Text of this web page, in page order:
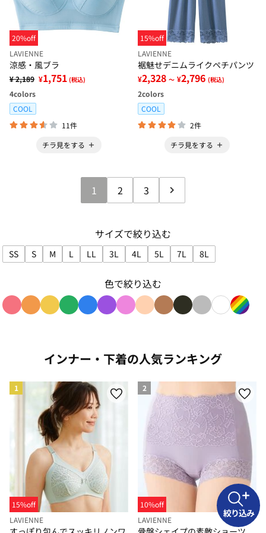
20%off
LAVIENNE
涼感・風ブラ
¥ 2,189 ¥1,751 (税込)
4colors
COOL
11件
チラ見をする
15%off
LAVIENNE
裾魅せデニムライクペチパンツ
¥2,328 ～ ¥2,796 (税込)
2colors
COOL
2件
チラ見をする
1 2 3
サイズで絞り込む
SS
サイズで絞り込み: SS
S
サイズで絞り込み: S
M
サイズで絞り込み: M
L
サイズで絞り込み: L
LL
サイズで絞り込み: LL
3L
サイズで絞り込み: 3L
4L
サイズで絞り込み: 4L
5L
サイズで絞り込み: 5L
7L
サイズで絞り込み: 7L
8L
サイズで絞り込
色で絞り込む
インナー・下着の人気ランキング
1
15%off
LAVIENNE
2
10%off
LAVIENNE
絞り込み